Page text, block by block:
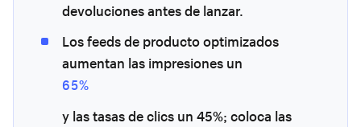
devoluciones antes de lanzar.
Los feeds de producto optimizados
aumentan las impresiones un
65%
y las tasas de clics un 45%; coloca las